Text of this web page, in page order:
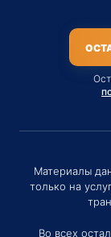
Материалы
только на
Во всех